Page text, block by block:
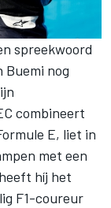
spreekwoord
nog
combineert
E, liet in
met een
híj het
F1-coureur